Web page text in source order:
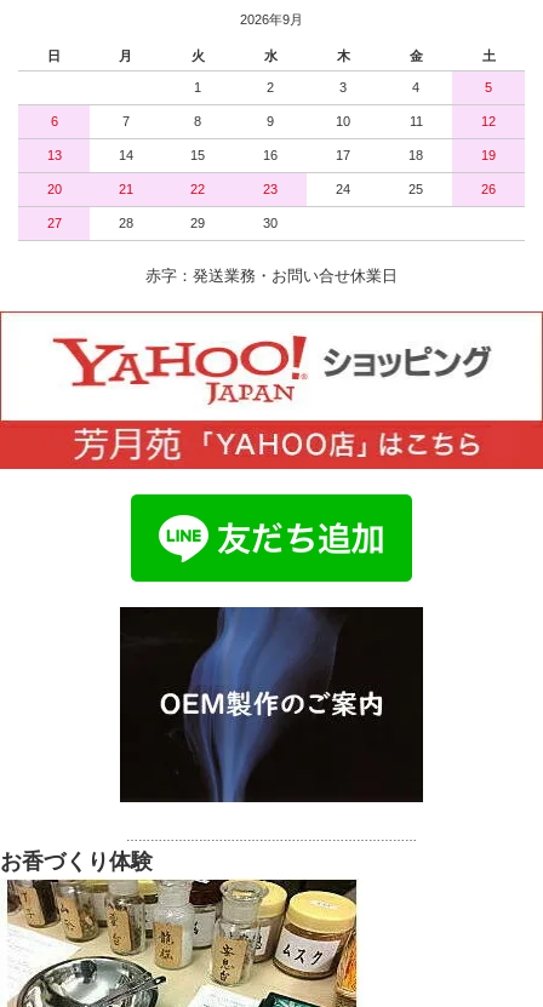
2026年9月
日 月 火 水 木 金 土
1 2 3 4 5
6 7 8 9 10 11 12
13 14 15 16 17 18 19
20 21 22 23 24 25 26
27 28 29 30
赤字：発送業務・お問い合せ休業日
お香づくり体験